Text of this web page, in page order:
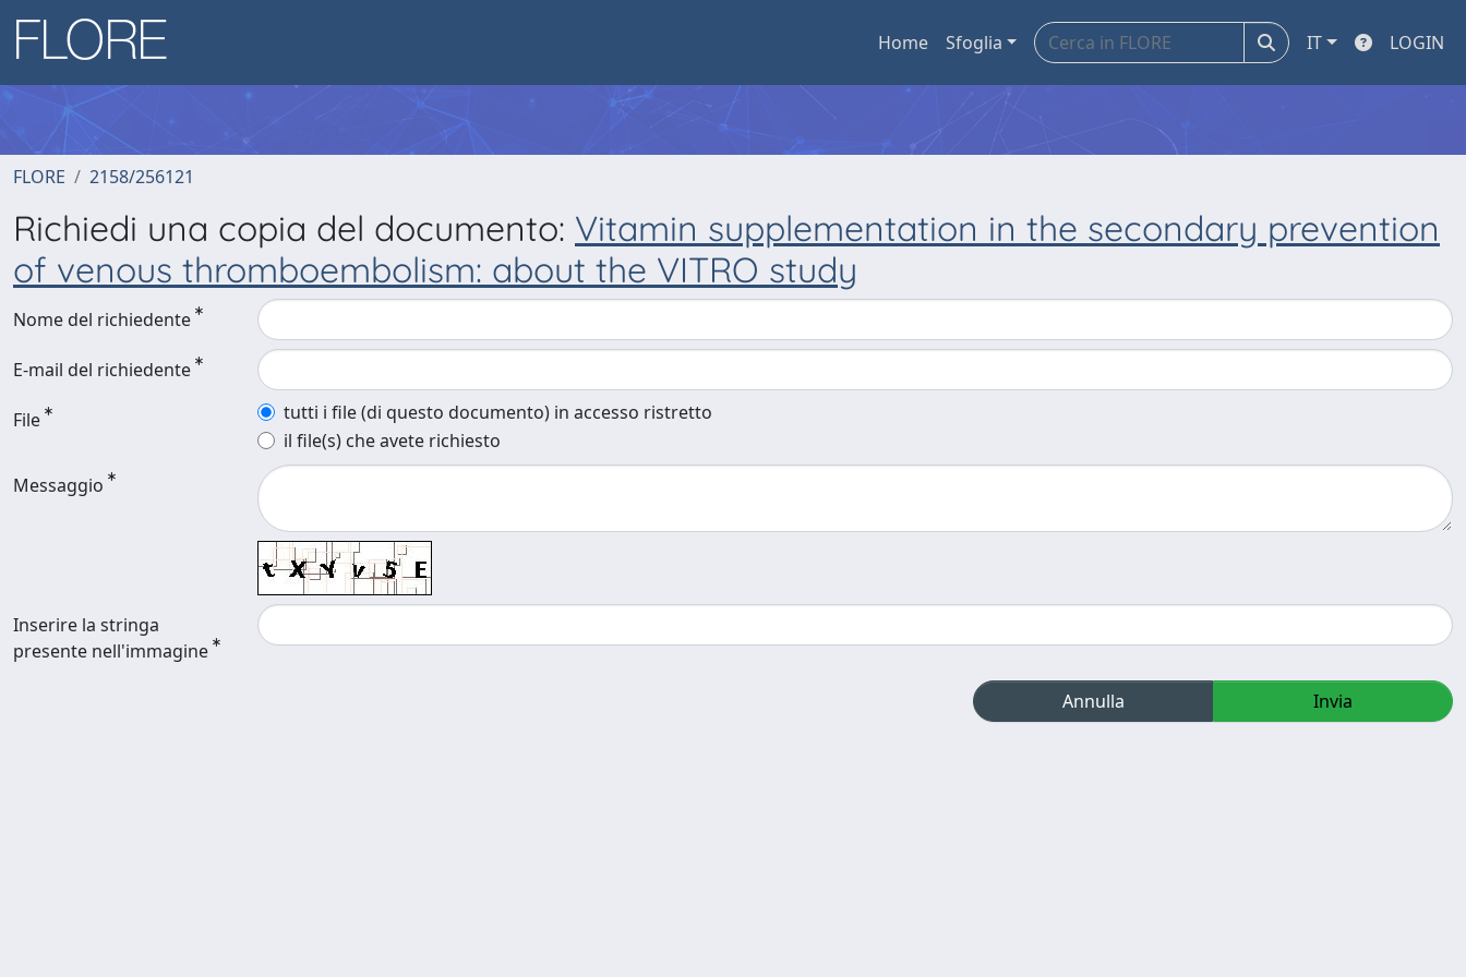
Home Sfoglia IT LOGIN
FLORE 2158/256121
Richiedi una copia del documento: Vitamin supplementation in the secondary prevention
of venous thromboembolism: about the VITRO study
Nome del richiedente
E-mail del richiedente
File
tutti i file (di questo documento) in accesso ristretto
il file(s) che avete richiesto
Messaggio
Inserire la stringa
presente nell'immagine
Annulla Invia